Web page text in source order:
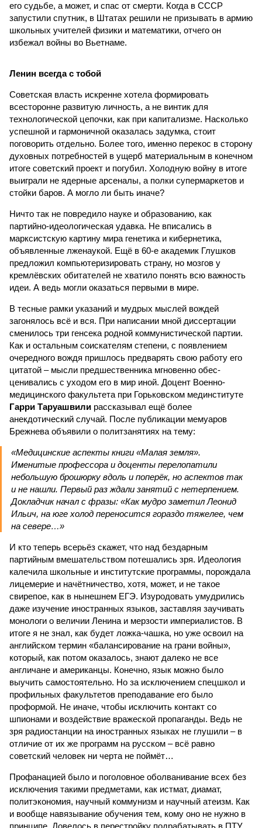
его судьбе, а может, и спас от смерти. Когда в СССР
запустили спутник, в Штатах решили не призывать в армию
школьных учителей физики и математики, отчего он
избежал вой­ны во Вьетнаме.
Ленин всегда с тобой
Советская власть искренне хотела формировать
всесторонне развитую личность, а не винтик для
технологической цепочки, как при капитализме. Насколько
успешной и гармоничной оказалась задумка, стоит
поговорить отдельно. Более того, именно перекос в сторону
духовных потребностей в ущерб материальным в конечном
итоге советский проект и погубил. Холодную войну в итоге
выи­­грали не ядерные арсеналы, а полки супермаркетов и
стойки баров. А могло ли быть иначе?
Ничто так не повредило науке и образованию, как
партийно-идеологическая удавка. Не вписались в
марксистскую картину мира генетика и кибернетика,
объявленные лженаукой. Ещё в 60-е академик Глушков
предложил компьютеризировать страну, но мозгов у
кремлёвских обитателей не хватило понять всю важность
идеи. А ведь могли оказаться первыми в мире.
В тесные рамки указаний и мудрых мыслей вождей
загонялось всё и вся. При написании мной диссертации
сменилось три генсека родной коммунистической партии.
Как и остальным соискателям степени, с появлением
очередного вождя пришлось предварять свою работу его
цитатой – мысли предшественника мгновенно обес­
ценивались с уходом его в мир иной. Доцент Военно-
медицинского факультета при Горьковском мединституте
Гарри Таруашвили рассказывал ещё более
анекдотический случай. После публикации мемуаров
Брежнева объявили о политзанятиях на тему:
«Медицинские аспекты книги «Малая земля».
Именитые профессора и доценты перелопатили
небольшую брошюрку вдоль и поперёк, но аспектов так
и не нашли. Первый раз ждали занятий с нетерпением.
Докладчик начал с фразы: «Как мудро заметил Леонид
Ильич, на юге холод переносится гораздо тяжелее, чем
на севере…»
И кто теперь всерьёз скажет, что над бездарным
партийным вмешательством потешались зря. Идеология
калечила школьные и институтские программы, порождала
лицемерие и начётничество, хотя, может, и не такое
свирепое, как в нынешнем ЕГЭ. Изуродовать умудрились
даже изучение иностранных языков, заставляя заучивать
монологи о величии Ленина и мерзости империалистов. В
итоге я не знал, как будет ложка-чашка, но уже освоил на
английском термин «балансирование на грани войны»,
который, как потом оказалось, знают далеко не все
англичане и американцы. Конечно, язык можно было
выучить самостоятельно. Но за исключением спецшкол и
профильных факультетов преподавание его было
проформой. Не иначе, чтобы исключить контакт со
шпионами и воздействие вражеской пропаганды. Ведь не
зря радиостанции на иностранных языках не глушили – в
отличие от их же программ на русском – всё равно
советский человек ни черта не поймёт…
Профанацией было и поголовное оболванивание всех без
исключения такими предметами, как истмат, диамат,
политэкономия, научный коммунизм и научный атеизм. Как
и вообще навязывание обучения тем, кому оно не нужно в
принципе. Довелось в перестройку подрабатывать в ПТУ.